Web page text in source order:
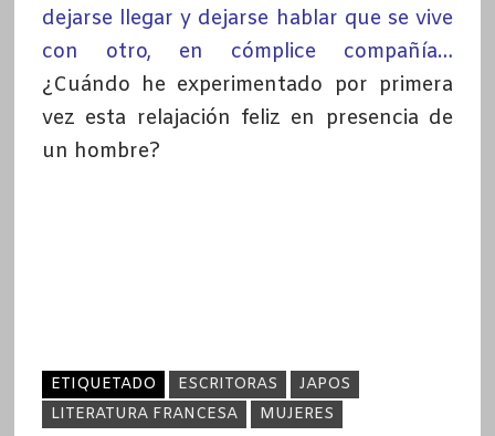
dejarse llegar y dejarse hablar que se vive
con otro, en cómplice compañía…
¿Cuándo he experimentado por primera
vez esta relajación feliz en presencia de
un hombre?
ETIQUETADO ESCRITORAS
JAPOS
LITERATURA FRANCESA
MUJERES